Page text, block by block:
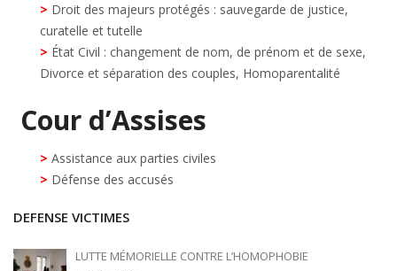
> Droit des majeurs protégés : sauvegarde de justice,
curatelle et tutelle
> État Civil : changement de nom, de prénom et de sexe,
Divorce et séparation des couples, Homoparentalité
Cour d’Assises
> Assistance aux parties civiles
> Défense des accusés
DEFENSE VICTIMES
LUTTE MÉMORIELLE CONTRE L’HOMOPHOBIE